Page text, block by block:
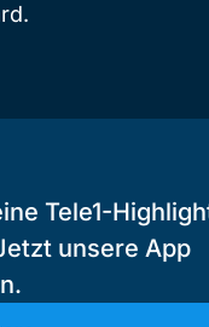
Tele1-
unsere App